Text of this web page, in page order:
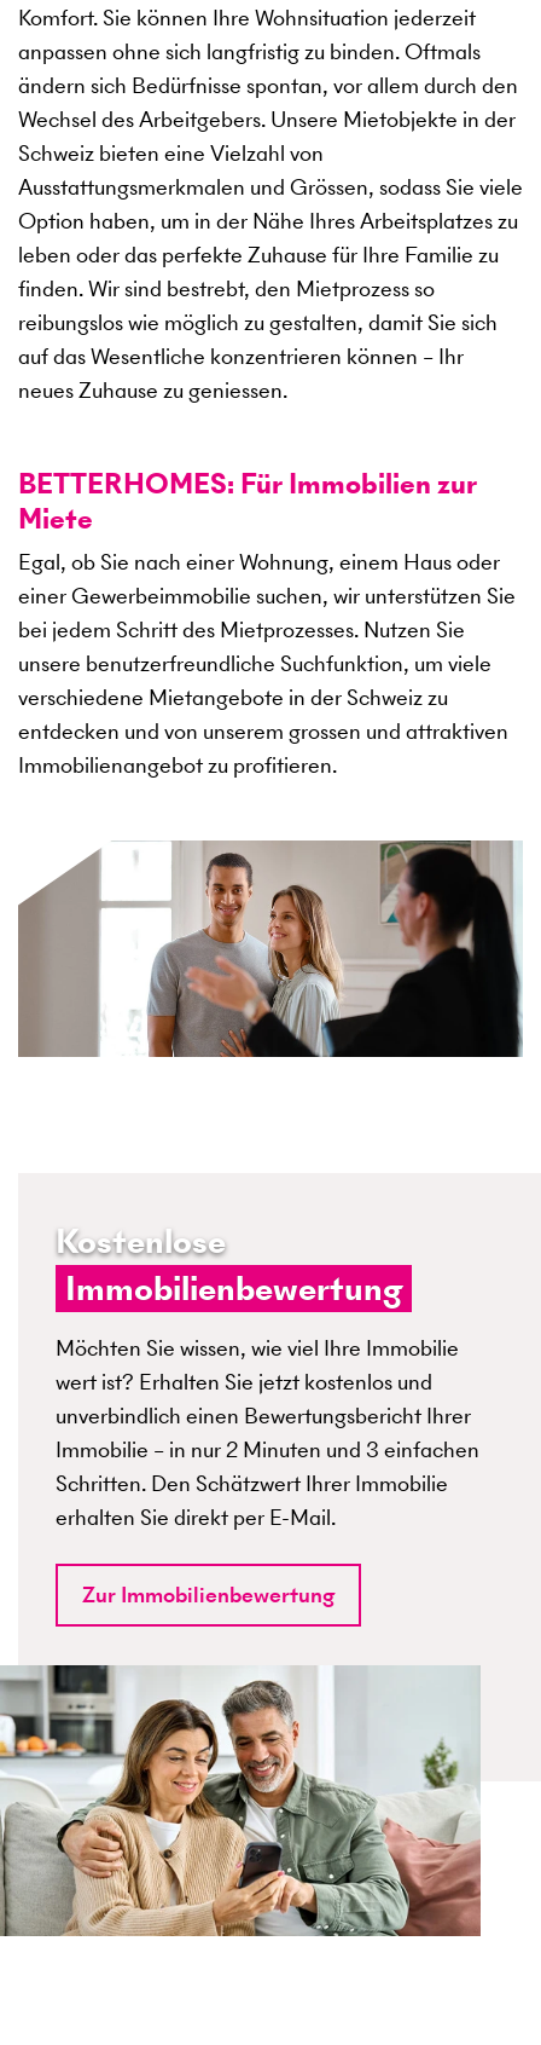
Komfort. Sie können Ihre Wohnsituation jederzeit
anpassen ohne sich langfristig zu binden. Oftmals
ändern sich Bedürfnisse spontan, vor allem durch den
Wechsel des Arbeitgebers. Unsere Mietobjekte in der
Schweiz bieten eine Vielzahl von
Ausstattungsmerkmalen und Grössen, sodass Sie viele
Option haben, um in der Nähe Ihres Arbeitsplatzes zu
leben oder das perfekte Zuhause für Ihre Familie zu
finden. Wir sind bestrebt, den Mietprozess so
reibungslos wie möglich zu gestalten, damit Sie sich
auf das Wesentliche konzentrieren können – Ihr
neues Zuhause zu geniessen.
BETTERHOMES: Für Immobilien zur
Miete
Egal, ob Sie nach einer Wohnung, einem Haus oder
einer Gewerbeimmobilie suchen, wir unterstützen Sie
bei jedem Schritt des Mietprozesses. Nutzen Sie
unsere benutzerfreundliche Suchfunktion, um viele
verschiedene Mietangebote in der Schweiz zu
entdecken und von unserem grossen und attraktiven
Immobilienangebot zu profitieren.
Kostenlose
Immobilienbewertung
Möchten Sie wissen, wie viel Ihre Immobilie
wert ist? Erhalten Sie jetzt kostenlos und
unverbindlich einen Bewertungsbericht Ihrer
Immobilie – in nur 2 Minuten und 3 einfachen
Schritten. Den Schätzwert Ihrer Immobilie
erhalten Sie direkt per E-Mail.
Zur Immobilienbewertung